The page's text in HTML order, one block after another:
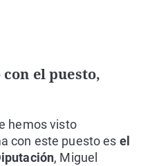
el puesto,
hemos visto
con este puesto es el
, Miguel